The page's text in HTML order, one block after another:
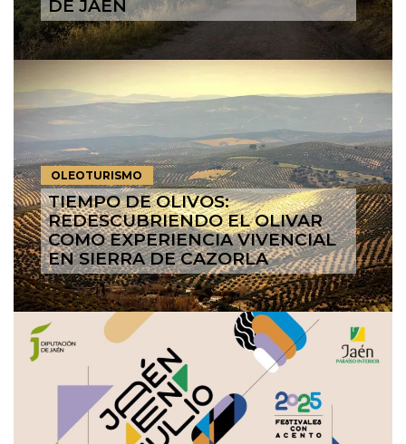
DE JAÉN
OLEOTURISMO
TIEMPO DE OLIVOS:
REDESCUBRIENDO EL OLIVAR
COMO EXPERIENCIA VIVENCIAL
EN SIERRA DE CAZORLA